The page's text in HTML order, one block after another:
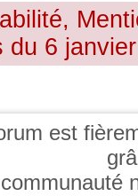
du 6
est